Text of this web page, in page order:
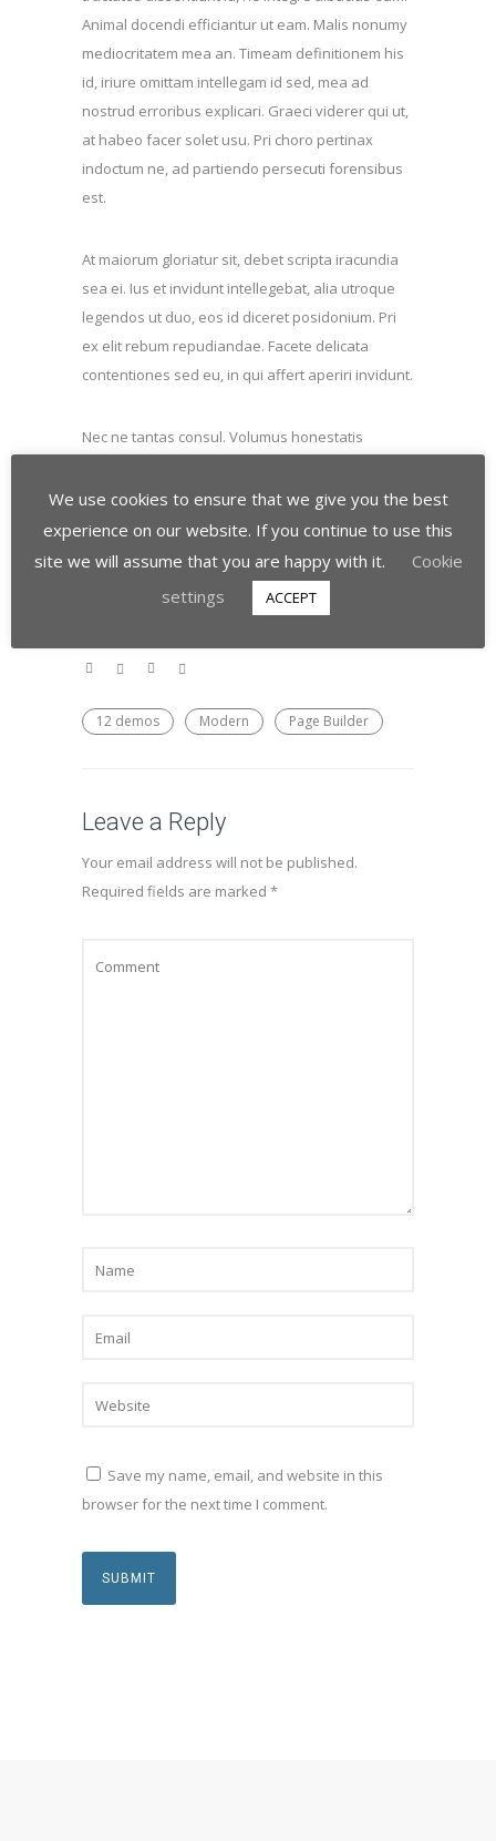
Animal docendi efficiantur ut eam. Malis nonumy
mediocritatem mea an. Timeam definitionem his
id, iriure omittam intellegam id sed, mea ad
nostrud erroribus explicari. Graeci viderer qui ut,
at habeo facer solet usu. Pri choro pertinax
indoctum ne, ad partiendo persecuti forensibus
est.
At maiorum gloriatur sit, debet scripta iracundia
sea ei. Ius et invidunt intellegebat, alia utroque
legendos ut duo, eos id diceret posidonium. Pri
ex elit rebum repudiandae. Facete delicata
contentiones sed eu, in qui affert aperiri invidunt.
Nec ne tantas consul. Volumus honestatis
eripuit nominati ullamcorper ius, sea id latine
fastidii forensibus. In cum probatus
contentiones, est at iriure praesent. No sea
12 demos Modern Page Builder
Leave a Reply
Your email address will not be published.
Required fields are marked *
Save my name, email, and website in this
browser for the next time I comment.
We use cookies to ensure that we give you the best
experience on our website. If you continue to use this
site we will assume that you are happy with it.
Cookie
settings
ACCEPT